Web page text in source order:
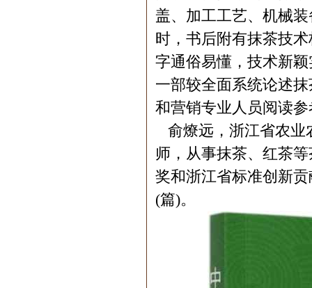
盖、加工工艺、机械
时，书后附有抹茶技
字通俗易懂，技术新
一部较全面系统论述
和营销专业人员阅读
俞燎远，浙江省农业
师，从事抹茶、红茶
奖和浙江省标准创新
(篇)。